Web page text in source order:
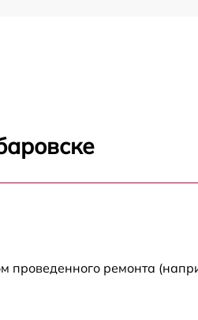
проведенного ремонта